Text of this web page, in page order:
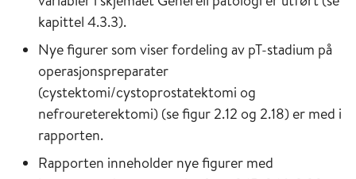
kapittel 4.3.3).
Nye figurer som viser fordeling av pT-stadium på
operasjonspreparater
(cystektomi/cystoprostatektomi og
nefroureterektomi) (se figur 2.12 og 2.18) er med i
rapporten.
Rapporten inneholder nye figurer med